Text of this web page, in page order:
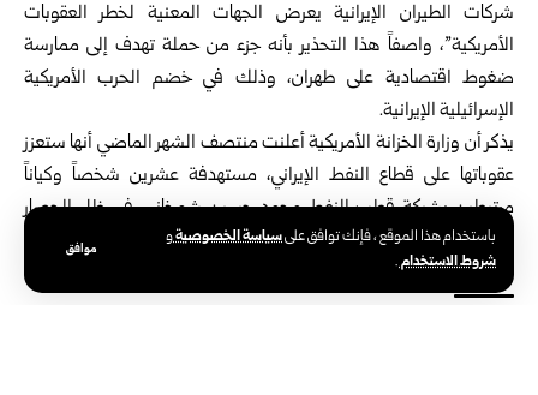
باستخدام هذا الموقع ، فإنك توافق علىسياسة الخصوصيةو
شروط الاستخدام.
موافق
شركات الطيران الإيرانية يعرض الجهات المعنية لخطر العقوبات
الأمريكية”، واصفاً هذا التحذير بأنه جزء من حملة تهدف إلى ممارسة
ضغوط اقتصادية على طهران، وذلك في خضم الحرب الأمريكية
الإسرائيلية الإيرانية.
يذكر أن وزارة الخزانة الأمريكية أعلنت منتصف الشهر الماضي أنها ستعزز
عقوباتها على قطاع النفط الإيراني، مستهدفة عشرين شخصاً وكياناً
مرتبطين بشبكة قطب النفط محمد حسين شمخاني، في ظل الحصار
الذي تفرضه طهران على مضيق هرمز.